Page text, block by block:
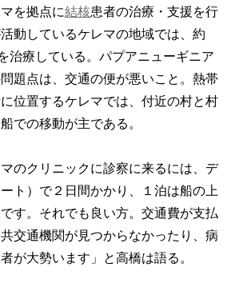
を拠点に結核患者の治療・支援を行
動しているケレマの地域では、約
治療している。パプアニューギニア
題点は、交通の便が悪いこと。熱帯
位置するケレマでは、付近の村と村
での移動が主である。
マのクリニックに診察に来るには、デ
ト）で２日間かかり、１泊は船の上
す。それでも良い方。交通費が支払
交通機関が見つからなかったり、病
が大勢います」と高橋は語る。